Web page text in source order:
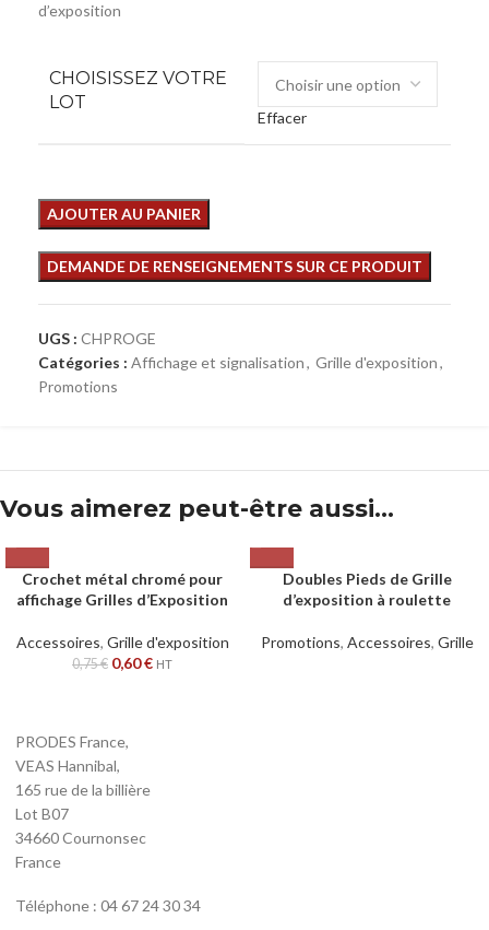
d’exposition
CHOISISSEZ VOTRE
LOT
Effacer
AJOUTER AU PANIER
UGS : CHPROGE
Catégories : Affichage et signalisation, Grille d'exposition,
Promotions
Vous aimerez peut-être aussi…
Crochet métal chromé pour
affichage Grilles d’Exposition
Accessoires, Grille d'exposition
0,75€ 0,60€ HT
Doubles Pieds de Grille
d’exposition à roulette
Promotions, Accessoires, Grille
PRODES France,
VEAS Hannibal,
165 rue de la billière
Lot B07
34660 Cournonsec
France
Téléphone : 04 67 24 30 34